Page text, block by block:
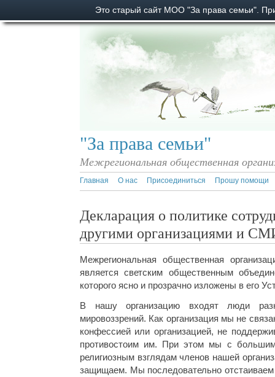
Это старый сайт МОО "За права семьи".
"За права семьи"
Межрегиональная общественная
Главная О нас Присоединиться Прошу помощи
Декларация о политике
другими организациями и
Межрегиональная общественная
является светским общественным
которого ясно и прозрачно изложены в его
В нашу организацию входят люди
мировоззрений. Как организация мы не
конфессией или организацией, не
противостоим им. При этом мы с
религиозным взглядам членов нашей
защищаем. Мы последовательно